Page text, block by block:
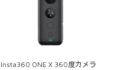
Insta360 ONE X 360度カメラ